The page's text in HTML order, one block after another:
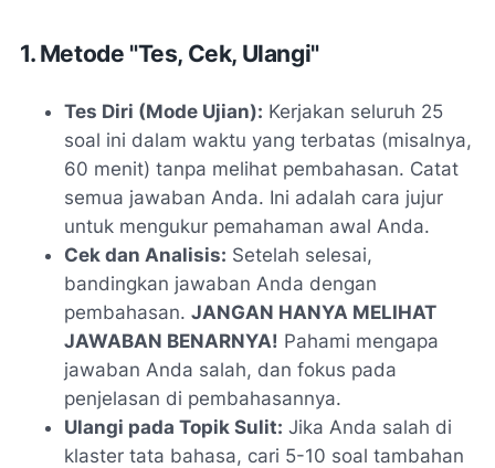
1. Metode "Tes, Cek, Ulangi"
Tes Diri (Mode Ujian): Kerjakan seluruh 25
soal ini dalam waktu yang terbatas (misalnya,
60 menit) tanpa melihat pembahasan. Catat
semua jawaban Anda. Ini adalah cara jujur
untuk mengukur pemahaman awal Anda.
Cek dan Analisis: Setelah selesai,
bandingkan jawaban Anda dengan
pembahasan. JANGAN HANYA MELIHAT
JAWABAN BENARNYA! Pahami mengapa
jawaban Anda salah, dan fokus pada
penjelasan di pembahasannya.
Ulangi pada Topik Sulit: Jika Anda salah di
klaster tata bahasa, cari 5-10 soal tambahan